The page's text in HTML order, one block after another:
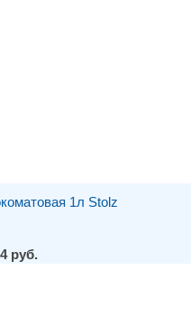
1л Stolz
руб.